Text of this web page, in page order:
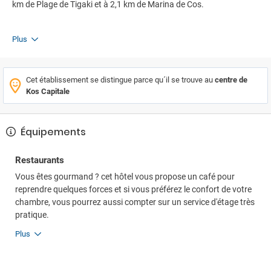
km de Plage de Tigaki et à 2,1 km de Marina de Cos.
Plus
Cet établissement se distingue parce qu´il se trouve au centre de
Kos Capitale
Équipements
Restaurants
Vous êtes gourmand ? cet hôtel vous propose un café pour
reprendre quelques forces et si vous préférez le confort de votre
chambre, vous pourrez aussi compter sur un service d'étage très
pratique.
Plus